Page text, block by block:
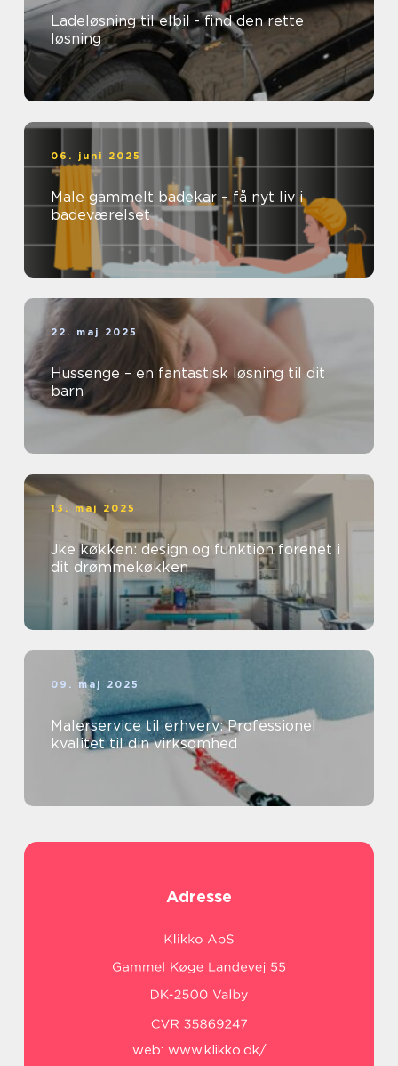
Ladeløsning til elbil - find den rette
løsning
06. juni 2025
Male gammelt badekar – få nyt liv i
badeværelset
22. maj 2025
Hussenge – en fantastisk løsning til dit
barn
13. maj 2025
Jke køkken: design og funktion forenet i
dit drømmekøkken
09. maj 2025
Malerservice til erhverv: Professionel
kvalitet til din virksomhed
Adresse
web: www.klikko.dk/